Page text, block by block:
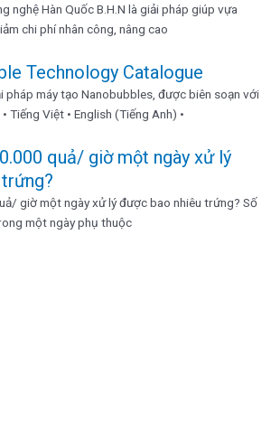
nghệ Hàn Quốc B.H.N là giải pháp giúp vựa
chi phí nhân công, nâng cao
Technology Catalogue
pháp máy tạo Nanobubbles, được biên soạn với
Tiếng Việt • English (Tiếng Anh) •
quả/ giờ một ngày xử lý
giờ một ngày xử lý được bao nhiêu trứng? Số
một ngày phụ thuộc